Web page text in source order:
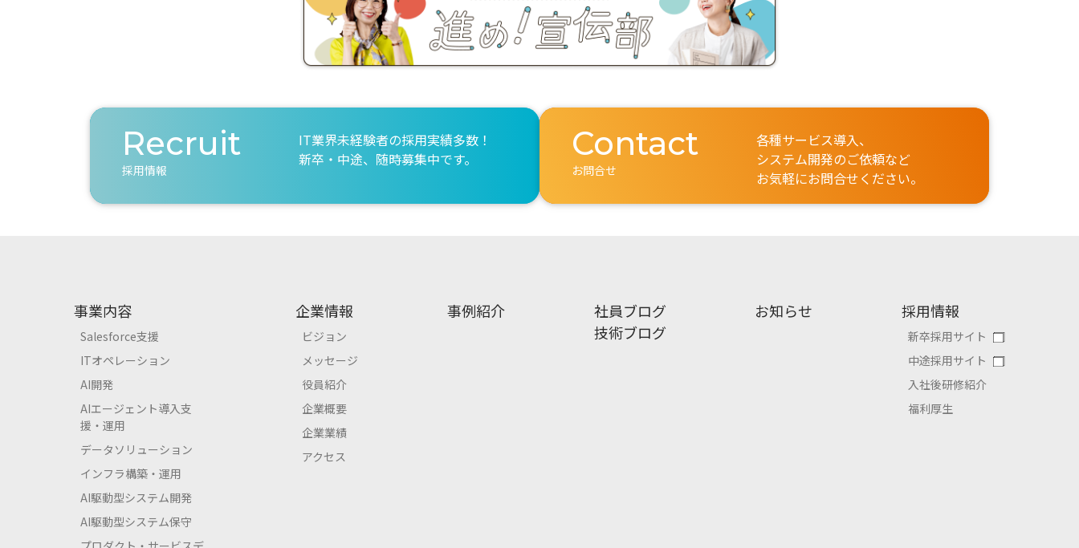
Recruit
採用情報
IT業界未経験者の採用実績多数！
新卒・中途、随時募集中です。
Contact
お問合せ
各種サービス導入、
システム開発のご依頼など
お気軽にお問合せください。
事業内容
Salesforce支援
ITオペレーション
AI開発
AIエージェント導入支
援・運用
データソリューション
インフラ構築・運用
AI駆動型システム開発
AI駆動型システム保守
企業情報
ビジョン
メッセージ
役員紹介
企業概要
企業業績
アクセス
事例紹介
社員ブログ
技術ブログ
お知らせ 採用情報
新卒採用サイト
中途採用サイト
入社後研修紹介
福利厚生